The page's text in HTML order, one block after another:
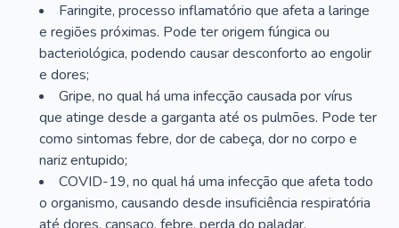
Faringite, processo inflamatório que afeta a laringe
e regiões próximas. Pode ter origem fúngica ou
bacteriológica, podendo causar desconforto ao engolir
e dores;
Gripe, no qual há uma infecção causada por vírus
que atinge desde a garganta até os pulmões. Pode ter
como sintomas febre, dor de cabeça, dor no corpo e
nariz entupido;
COVID-19, no qual há uma infecção que afeta todo
o organismo, causando desde insuficiência respiratória